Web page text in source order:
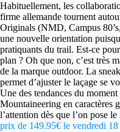
Habituellement, les
firme allemande tournent
Originals (NMD, Campus
une nouvelle orientation
pratiquants du trail. Est-ce
plan ? Oh que non, c’est très
de la marque outdoor. La
permet d’ajuster le laçage se
Une des tendances du
Mountaineering en caractères
l’attention dès que l’on pose
prix de 149.95€ le vendredi 18